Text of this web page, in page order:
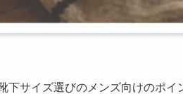
下サイズ選びのメンズ向けのポイ